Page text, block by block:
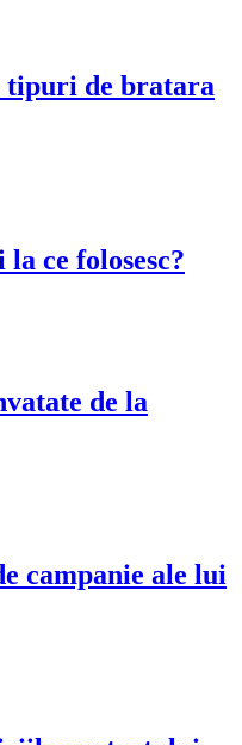
tipuri de bratara
ce folosesc?
de la
campanie ale lui